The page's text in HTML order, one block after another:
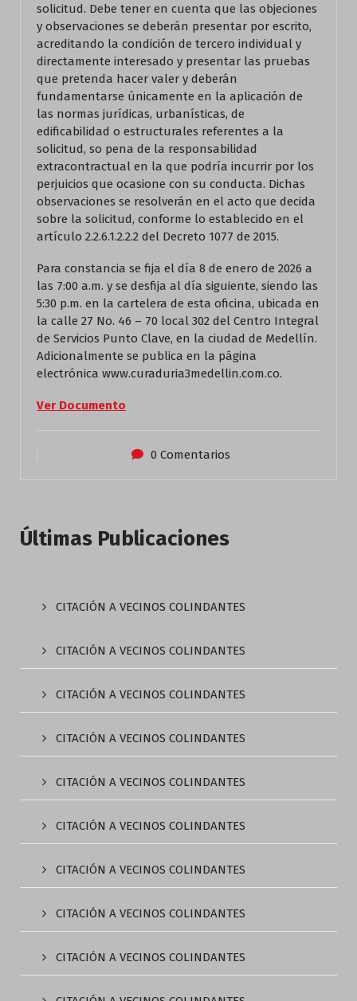
solicitud. Debe tener en cuenta que las objeciones
y observaciones se deberán presentar por escrito,
acreditando la condición de tercero individual y
directamente interesado y presentar las pruebas
que pretenda hacer valer y deberán
fundamentarse únicamente en la aplicación de
las normas jurídicas, urbanísticas, de
edificabilidad o estructurales referentes a la
solicitud, so pena de la responsabilidad
extracontractual en la que podría incurrir por los
perjuicios que ocasione con su conducta. Dichas
observaciones se resolverán en el acto que decida
sobre la solicitud, conforme lo establecido en el
artículo 2.2.6.1.2.2.2 del Decreto 1077 de 2015.
Para constancia se fija el día 8 de enero de 2026 a
las 7:00 a.m. y se desfija al día siguiente, siendo las
5:30 p.m. en la cartelera de esta oficina, ubicada en
la calle 27 No. 46 – 70 local 302 del Centro Integral
de Servicios Punto Clave, en la ciudad de Medellín.
Adicionalmente se publica en la página
electrónica www.curaduria3medellin.com.co.
Ver Documento
0 Comentarios
Últimas Publicaciones
CITACIÓN A VECINOS COLINDANTES
CITACIÓN A VECINOS COLINDANTES
CITACIÓN A VECINOS COLINDANTES
CITACIÓN A VECINOS COLINDANTES
CITACIÓN A VECINOS COLINDANTES
CITACIÓN A VECINOS COLINDANTES
CITACIÓN A VECINOS COLINDANTES
CITACIÓN A VECINOS COLINDANTES
CITACIÓN A VECINOS COLINDANTES